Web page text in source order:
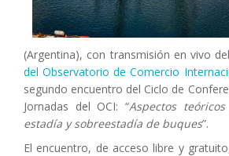
(Argentina), con transmisión en vivo del
del Observatorio de Comercio
segundo encuentro del Ciclo de
Jornadas del OCI: “Aspectos
estadía y sobreestadía de buques”.
El encuentro, de acceso libre y